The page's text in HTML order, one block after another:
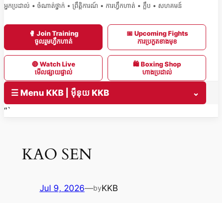
អ្នកប្រដាល់ • ចំណាត់ថ្នាក់ • ព្រឹត្តិការណ៍ • ការហ្វឹកហាត់ • ក្លឹប • សហគមន៍
🥊 Join Training
ចូលរួមហ្វឹកហាត់
📅 Upcoming Fights
ការប្រកួតខាងមុខ
🔴 Watch Live
មើលផ្សាយផ្ទាល់
🛍 Boxing Shop
ហាងប្រដាល់
☰ Menu KKB | ម៉ឺនុយ KKB
⌄
“`
KAO SEN
Jul 9, 2026—byKKB